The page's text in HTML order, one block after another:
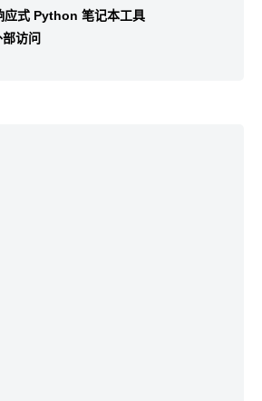
应式 Python 笔记本工具
访问